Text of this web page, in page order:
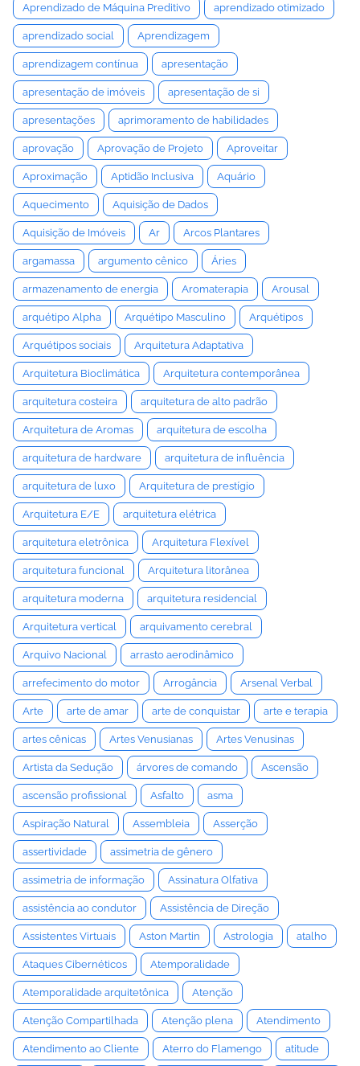
Aprendizado de Máquina Preditivo aprendizado otimizado
aprendizado social Aprendizagem
aprendizagem contínua apresentação
apresentação de imóveis apresentação de si
apresentações aprimoramento de habilidades
aprovação Aprovação de Projeto Aproveitar
Aproximação Aptidão Inclusiva Aquário
Aquecimento Aquisição de Dados
Aquisição de Imóveis Ar Arcos Plantares
argamassa argumento cênico Áries
armazenamento de energia Aromaterapia Arousal
arquétipo Alpha Arquétipo Masculino Arquétipos
Arquétipos sociais Arquitetura Adaptativa
Arquitetura Bioclimática Arquitetura contemporânea
arquitetura costeira arquitetura de alto padrão
Arquitetura de Aromas arquitetura de escolha
arquitetura de hardware arquitetura de influência
arquitetura de luxo Arquitetura de prestígio
Arquitetura E/E arquitetura elétrica
arquitetura eletrônica Arquitetura Flexível
arquitetura funcional Arquitetura litorânea
arquitetura moderna arquitetura residencial
Arquitetura vertical arquivamento cerebral
Arquivo Nacional arrasto aerodinâmico
arrefecimento do motor Arrogância Arsenal Verbal
Arte arte de amar arte de conquistar arte e terapia
artes cênicas Artes Venusianas Artes Venusinas
Artista da Sedução árvores de comando Ascensão
ascensão profissional Asfalto asma
Aspiração Natural Assembleia Asserção
assertividade assimetria de gênero
assimetria de informação Assinatura Olfativa
assistência ao condutor Assistência de Direção
Assistentes Virtuais Aston Martin Astrologia atalho
Ataques Cibernéticos Atemporalidade
Atemporalidade arquitetônica Atenção
Atenção Compartilhada Atenção plena Atendimento
Atendimento ao Cliente Aterro do Flamengo atitude